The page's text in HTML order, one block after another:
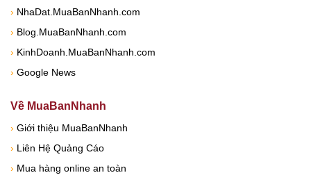
› NhaDat.MuaBanNhanh.com
› Blog.MuaBanNhanh.com
› KinhDoanh.MuaBanNhanh.com
› Google News
Về MuaBanNhanh
› Giới thiệu MuaBanNhanh
› Liên Hệ Quảng Cáo
› Mua hàng online an toàn